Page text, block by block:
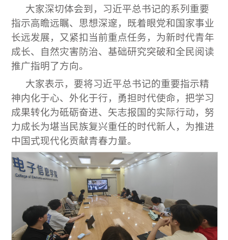
大家深切体会到，习近平总书记的系列重要
指示高瞻远瞩、思想深邃，既着眼党和国家事业
长远发展，又紧扣当前重点任务，为新时代青年
成长、自然灾害防治、基础研究突破和全民阅读
推广指明了方向。
大家表示，要将习近平总书记的重要指示精
神内化于心、外化于行，勇担时代使命，把学习
成果转化为砥砺奋进、矢志报国的实际行动，努
力成长为堪当民族复兴重任的时代新人，为推进
中国式现代化贡献青春力量。